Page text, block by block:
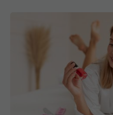
Ce trebuie să știi dacă